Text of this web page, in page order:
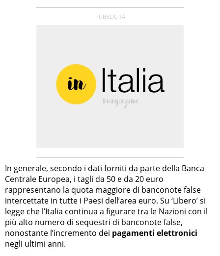
In generale, secondo i dati forniti da parte della Banca
Centrale Europea, i tagli da 50 e da 20 euro
rappresentano la quota maggiore di banconote false
intercettate in tutte i Paesi dell’area euro. Su ‘Libero’ si
legge che l’Italia continua a figurare tra le Nazioni con il
più alto numero di sequestri di banconote false,
nonostante l’incremento dei pagamenti elettronici
negli ultimi anni.